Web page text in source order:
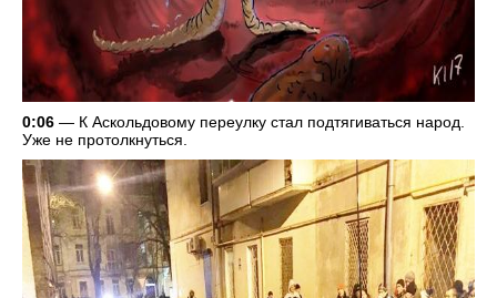
0:06 — К Аскольдовому переулку стал подтягиваться народ.
Уже не протолкнуться.